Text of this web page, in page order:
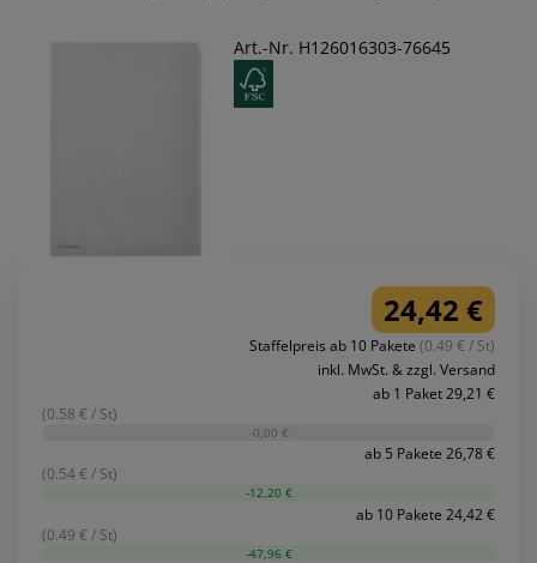
Art.-Nr. H126016303-76645
24,42 €
Staffelpreis ab 10 Pakete (0.49 € / St)
inkl. MwSt. & zzgl. Versand
ab 1 Paket 29,21 €
(0.58 € / St)
-0,00 €
ab 5 Pakete 26,78 €
(0.54 € / St)
-12,20 €
ab 10 Pakete 24,42 €
(0.49 € / St)
-47,96 €